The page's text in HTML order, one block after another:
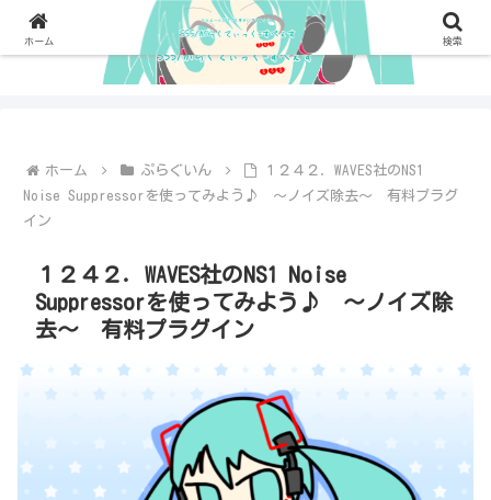
ホーム ぷらぐいん
１２４２．WAVES社のNS1
Noise Suppressorを使ってみよう♪ ～ノイズ除去～ 有料プラグ
イン
１２４２．WAVES社のNS1 Noise
Suppressorを使ってみよう♪ ～ノイズ除
去～ 有料プラグイン
ホーム 検索